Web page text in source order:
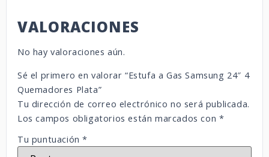
VALORACIONES
No hay valoraciones aún.
Sé el primero en valorar “Estufa a Gas Samsung 24″ 4
Quemadores Plata”
Tu dirección de correo electrónico no será publicada.
Los campos obligatorios están marcados con *
Tu puntuación*